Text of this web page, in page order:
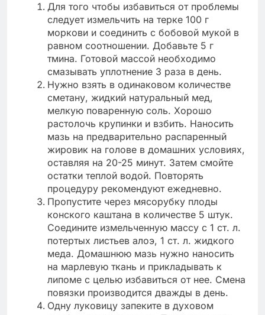
Для того чтобы избавиться от проблемы
следует измельчить на терке 100 г
моркови и соединить с бобовой мукой в
равном соотношении. Добавьте 5 г
тмина. Готовой массой необходимо
смазывать уплотнение 3 раза в день.
Нужно взять в одинаковом количестве
сметану, жидкий натуральный мед,
мелкую поваренную соль. Хорошо
растолочь крупинки и взбить. Наносить
мазь на предварительно распаренный
жировик на голове в домашних условиях,
оставляя на 20-25 минут. Затем смойте
остатки теплой водой. Повторять
процедуру рекомендуют ежедневно.
Пропустите через мясорубку плоды
конского каштана в количестве 5 штук.
Соедините измельченную массу с 1 ст. л.
потертых листьев алоэ, 1 ст. л. жидкого
меда. Домашнюю мазь нужно наносить
на марлевую ткань и прикладывать к
липоме с целью избавиться от нее. Смена
повязки производится дважды в день.
Одну луковицу запеките в духовом